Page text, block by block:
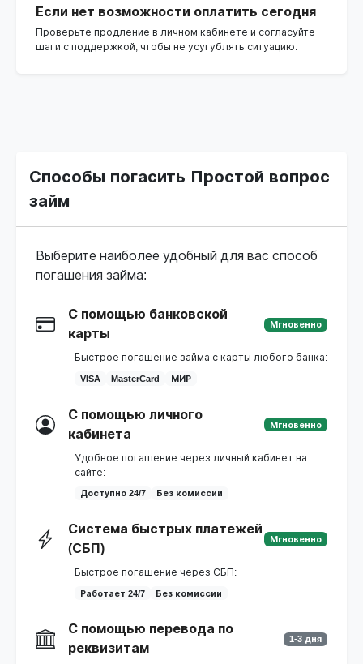
Если нет возможности оплатить сегодня
Проверьте продление в личном кабинете и согласуйте
шаги с поддержкой, чтобы не усугублять ситуацию.
Способы погасить Простой вопрос
займ
Выберите наиболее удобный для вас способ
погашения займа:
С помощью банковской
карты
Мгновенно
Быстрое погашение займа с карты любого банка:
VISA MasterCard МИР
С помощью личного
кабинета
Мгновенно
Удобное погашение через личный кабинет на
сайте:
Доступно 24/7 Без комиссии
Система быстрых платежей
(СБП)
Мгновенно
Быстрое погашение через СБП:
Работает 24/7 Без комиссии
С помощью перевода по
реквизитам
1-3 дня